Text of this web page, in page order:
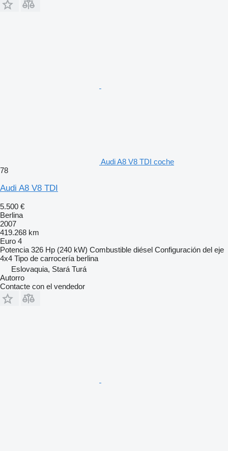
Audi A8 V8 TDI coche
78
Audi A8 V8 TDI
5.500 €
Berlina
2007
419.268 km
Euro 4
Potencia 326 Hp (240 kW) Combustible diésel Configuración del eje
4x4 Tipo de carrocería berlina
Eslovaquia, Stará Turá
Autorro
Contacte con el vendedor